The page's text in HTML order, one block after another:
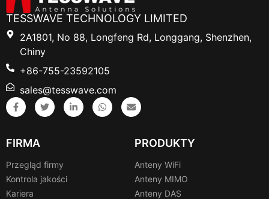
TESSWAVE TECHNOLOGY LIMITED
2A1801, No 88, Longfeng Rd, Longgang, Shenzhen,
Chiny
+86-755-23592105
sales@tesswave.com
FIRMA
Przegląd firmy
Kontrola jakości
Kariera
PRODUKTY
Anteny WiFi
Anteny MIMO
Anteny DAS